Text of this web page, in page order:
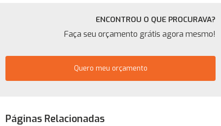
ENCONTROU O QUE PROCURAVA?
Faça seu orçamento grátis agora mesmo!
Quero meu orçamento
Páginas Relacionadas